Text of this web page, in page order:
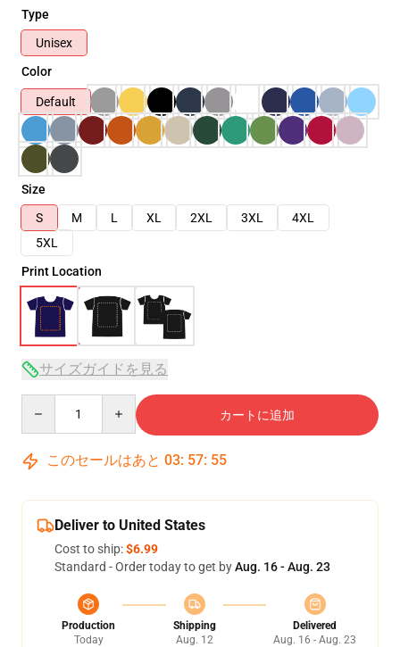
Type
Unisex
Color
Default
Size
S
M L XL 2XL 3XL
4XL
5XL
Print Location
サイズガイドを見る
カートに追加
このセールはあと 03: 57: 54
Deliver to United States
Cost to ship:$6.99
Standard - Order today to get byAug. 16 - Aug. 23
Production
Today
Shipping
Aug. 12
Delivered
Aug. 16 - Aug. 23